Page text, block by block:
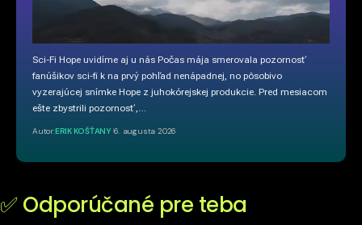
Sci-Fi Hope uvidíme aj u nás Počas mája smerovala pozornosť
fanúšikov sci-fi k na prvý pohľad nenápadnej, no pôsobivo
vyzerajúcej snímke Hope z juhokórejskej produkcie. Pred mesiacom
ešte zbystrili pozornosť,…
Autor:ERIK KOŠŤANY 6. augusta 2026
✅ Odporúčané pre teba